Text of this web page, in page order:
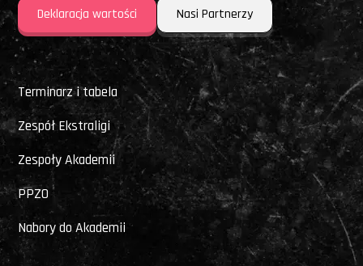
Deklaracja wartości Nasi Partnerzy
Terminarz i tabela
Zespół Ekstraligi
Zespoły Akademii
PPZO
Nabory do Akademii